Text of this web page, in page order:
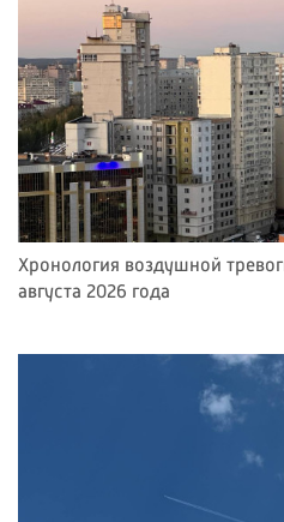
Хронология воздушной
августа 2026 года